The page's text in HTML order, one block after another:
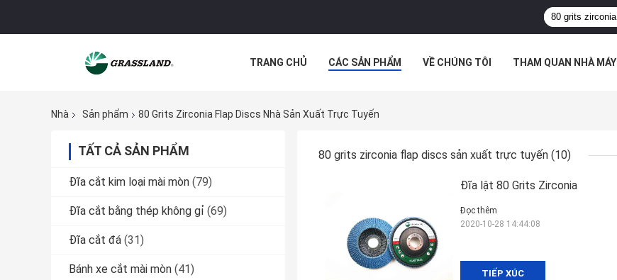
TRANG CHỦ CÁC SẢN PHẨM VỀ CHÚNG TÔI THAM QUAN NHÀ MÁY
Nhà
Sản phẩm 80 Grits Zirconia Flap Discs Nhà Sản Xuất Trực Tuyến
TẤT CẢ SẢN PHẨM
Đĩa cắt kim loại mài mòn (79)
Đĩa cắt bằng thép không gỉ (69)
Đĩa cắt đá (31)
Bánh xe cắt mài mòn (41)
80 grits zirconia flap discs sản xuất trực tuyến (10)
Đĩa lật 80 Grits Zirconia
TIẾP XÚC
Đọc thêm
2020-10-28 14:44:08